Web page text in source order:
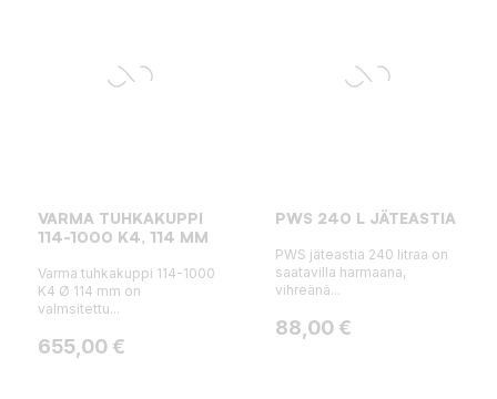
VARMA TUHKAKUPPI
114-1000 K4, 114 MM
Varma tuhkakuppi 114-1000
K4 Ø 114 mm on
valmsitettu...
Hinta
655,00 €
PWS 240 L JÄTEASTIA
PWS jäteastia 240 litraa on
saatavilla harmaana,
vihreänä...
Hinta
88,00 €